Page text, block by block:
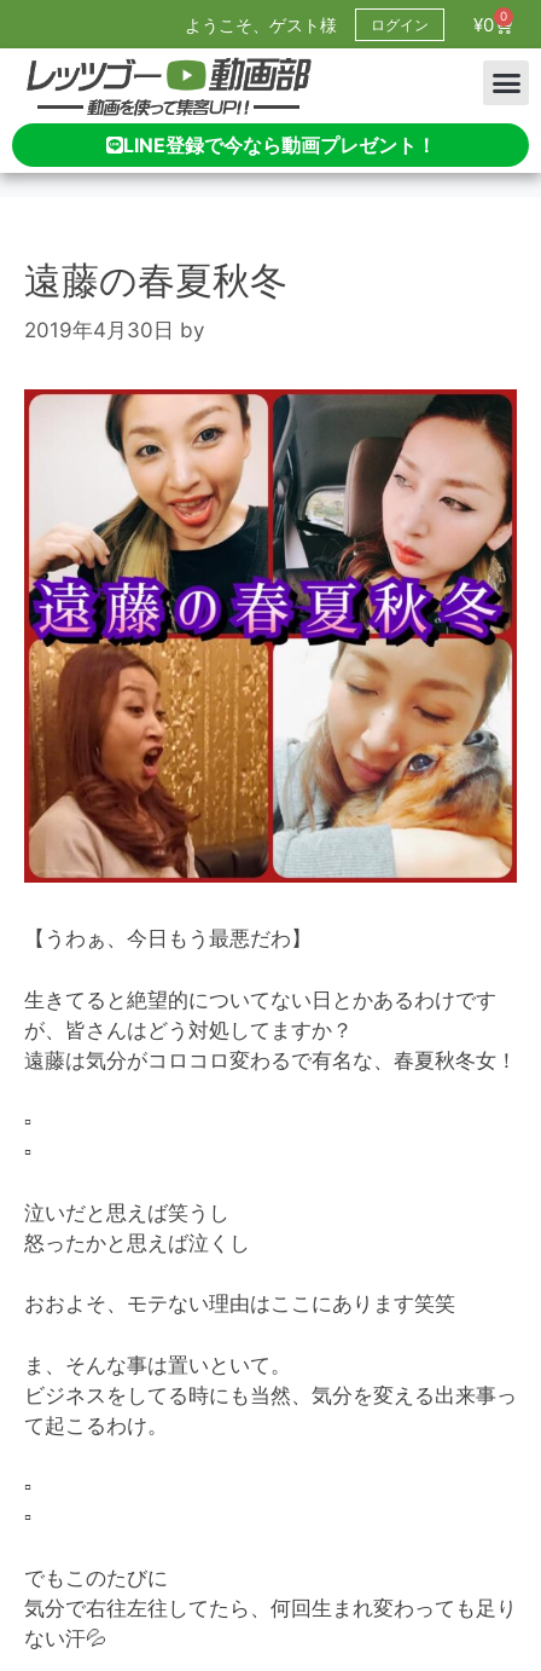
ようこそ、ゲスト様 ログイン ¥0 0
LINE登録で今なら動画プレゼント！
遠藤の春夏秋冬
2019年4月30日 by
【うわぁ、今日もう最悪だわ】
生きてると絶望的についてない日とかあるわけです
が、皆さんはどう対処してますか？
遠藤は気分がコロコロ変わるで有名な、春夏秋冬女！
▫️
▫️
泣いだと思えば笑うし
怒ったかと思えば泣くし
おおよそ、モテない理由はここにあります笑笑
ま、そんな事は置いといて。
ビジネスをしてる時にも当然、気分を変える出来事っ
て起こるわけ。
▫️
▫️
でもこのたびに
気分で右往左往してたら、何回生まれ変わっても足り
ない汗💦